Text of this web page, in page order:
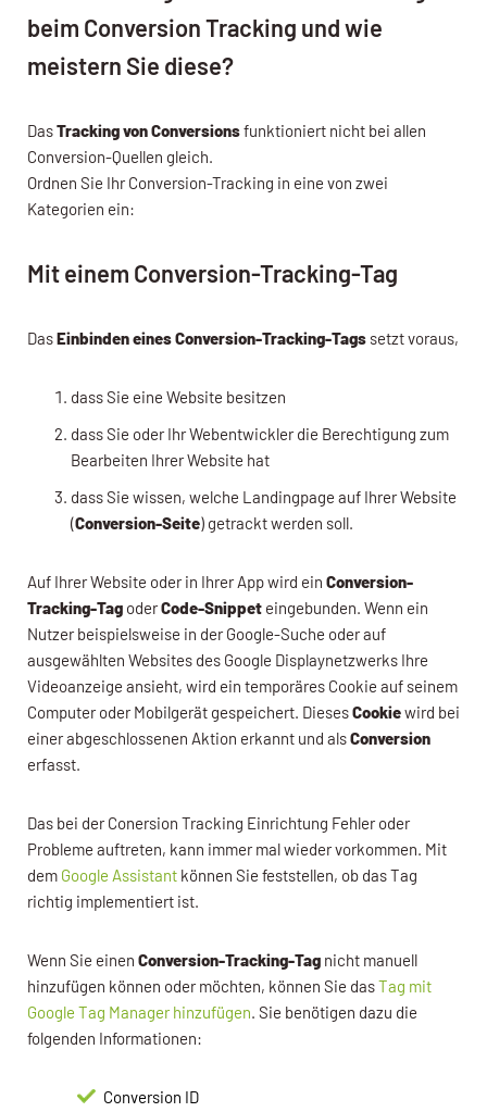
beim Conversion Tracking und wie
meistern Sie diese?
DasTracking von Conversionsfunktioniert nicht bei allen
Conversion-Quellen gleich.
Ordnen Sie Ihr Conversion-Tracking in eine von zwei
Kategorien ein:
Mit einem Conversion-Tracking-Tag
DasEinbinden eines Conversion-Tracking-Tags setzt voraus,
dass Sie eine Website besitzen
dass Sie oder Ihr Webentwickler die Berechtigung zum
Bearbeiten Ihrer Website hat
dass Sie wissen, welche Landingpage auf Ihrer Website
(Conversion-Seite) getrackt werden soll.
Auf Ihrer Website oder in Ihrer App wird ein Conversion-
Tracking-Tag oderCode-Snippet eingebunden. Wenn ein
Nutzer beispielsweise in der Google-Suche oder auf
ausgewählten Websites des Google Displaynetzwerks Ihre
Videoanzeige ansieht, wird ein temporäres Cookie auf seinem
Computer oder Mobilgerät gespeichert. DiesesCookiewird bei
einer abgeschlossenen Aktion erkannt und alsConversion
erfasst.
Das bei der Conersion Tracking Einrichtung Fehler oder
Probleme auftreten, kann immer mal wieder vorkommen. Mit
dem Google Assistant können Sie feststellen, ob das Tag
richtig implementiert ist.
Wenn Sie einen Conversion-Tracking-Tag nicht manuell
hinzufügen können oder möchten, können Sie dasTag mit
Google Tag Manager hinzufügen. Sie benötigen dazu die
folgenden Informationen:
Conversion ID